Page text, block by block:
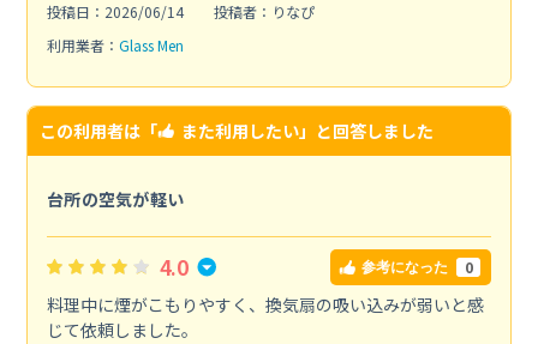
投稿日：2026/06/14
投稿者：りなぴ
利用業者： Glass Men
この利用者は「 また利用したい」と回答しました
台所の空気が軽い
4.0 参考になった 0
料理中に煙がこもりやすく、換気扇の吸い込みが弱いと感
じて依頼しました。